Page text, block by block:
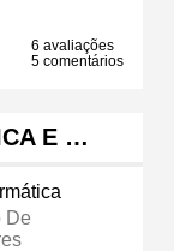
6 avaliações
5 comentários
E …
De